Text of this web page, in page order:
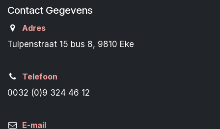
Contact Gegevens
Adres
Tulpenstraat 15 bus 8, 9810 Eke
Telefoon
0032 (0)9 324 46 12
E-mail